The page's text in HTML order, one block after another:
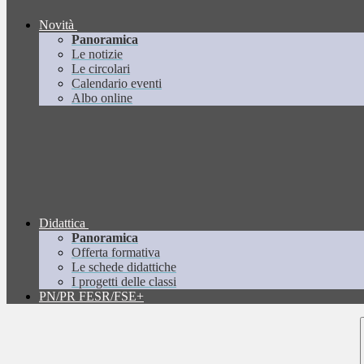
Novità
Panoramica
Le notizie
Le circolari
Calendario eventi
Albo online
Didattica
Panoramica
Offerta formativa
Le schede didattiche
I progetti delle classi
PN/PR FESR/FSE+